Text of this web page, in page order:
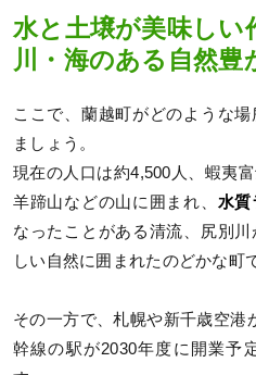
水と土壌が美味し
川・海のある自然豊
ここで、蘭越町がどのような
ましょう。
現在の人口は約4,500人、蝦夷
羊蹄山などの山に囲まれ、 水質
なったことがある清流、尻別
しい自然に囲まれたのどかな町
その一方で、札幌や新千歳空港
幹線の駅が2030年度に開業予